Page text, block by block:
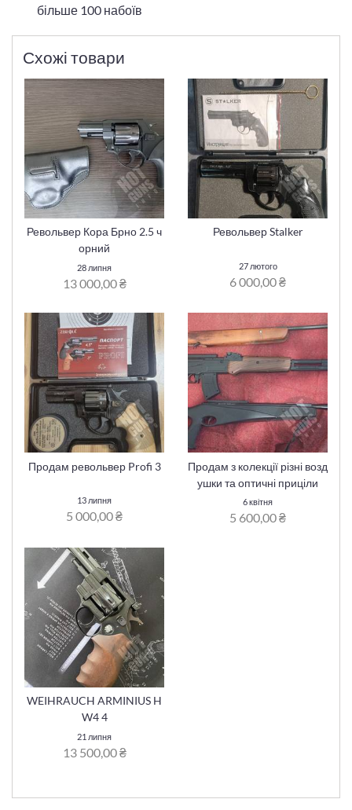
більше 100 набоїв
Схожі товари
Револьвер Кора Брно 2.5 ч
орний
28 липня
13 000,00 ₴
Револьвер Stalker
27 лютого
6 000,00 ₴
Продам револьвер Profi 3
13 липня
5 000,00 ₴
Продам з колекції різні возд
ушки та оптичні приціли
6 квітня
5 600,00 ₴
WEIHRAUCH ARMINIUS H
W4 4
21 липня
13 500,00 ₴